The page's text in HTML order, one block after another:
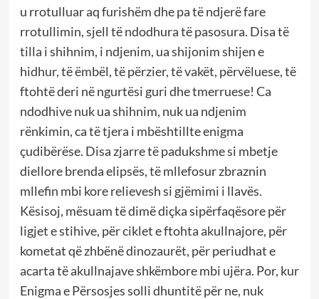
u rrotulluar aq furishëm dhe pa të ndjerë fare
rrotullimin, sjell të ndodhura të pasosura. Disa të
tilla i shihnim, i ndjenim, ua shijonim shijen e
hidhur, të ëmbël, të përzier, të vakët, përvëluese, të
ftohtë deri në ngurtësi guri dhe tmerruese! Ca
ndodhive nuk ua shihnim, nuk ua ndjenim
rënkimin, ca të tjera i mbështillte enigma
çudibërëse. Disa zjarre të padukshme si mbetje
diellore brenda elipsës, të mllefosur zbraznin
mllefin mbi kore relievesh si gjëmimi i llavës.
Kësisoj, mësuam të dimë diçka sipërfaqësore për
ligjet e stihive, për ciklet e ftohta akullnajore, për
kometat që zhbënë dinozaurët, për periudhat e
acarta të akullnajave shkëmbore mbi ujëra. Por, kur
Enigma e Përsosjes solli dhuntitë për ne, nuk